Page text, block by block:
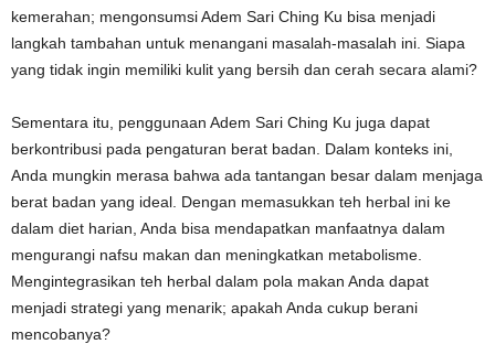
kemerahan; mengonsumsi Adem Sari Ching Ku bisa menjadi
langkah tambahan untuk menangani masalah-masalah ini. Siapa
yang tidak ingin memiliki kulit yang bersih dan cerah secara alami?
Sementara itu, penggunaan Adem Sari Ching Ku juga dapat
berkontribusi pada pengaturan berat badan. Dalam konteks ini,
Anda mungkin merasa bahwa ada tantangan besar dalam menjaga
berat badan yang ideal. Dengan memasukkan teh herbal ini ke
dalam diet harian, Anda bisa mendapatkan manfaatnya dalam
mengurangi nafsu makan dan meningkatkan metabolisme.
Mengintegrasikan teh herbal dalam pola makan Anda dapat
menjadi strategi yang menarik; apakah Anda cukup berani
mencobanya?